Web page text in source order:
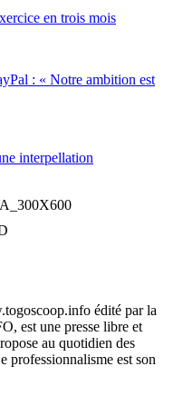
en trois mois
: « Notre ambition est
interpellation
édité par la
est une presse libre et
au quotidien des
professionnalisme est son